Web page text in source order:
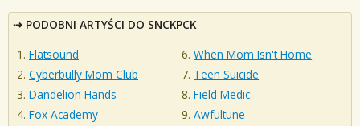
PODOBNI ARTYŚCI DO SNCKPCK
Flatsound
Cyberbully Mom Club
Dandelion Hands
Fox Academy
When Mom Isn't Home
Teen Suicide
Field Medic
Awfultune